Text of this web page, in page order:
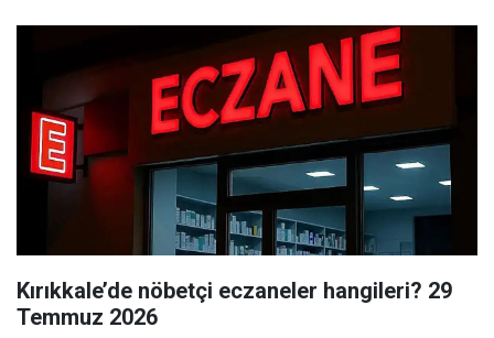
Kırıkkale’de nöbetçi eczaneler hangileri? 29
Temmuz 2026